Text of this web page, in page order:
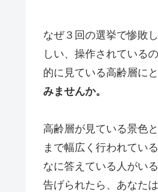
なぜ３回の選挙で惨敗
しい、操作されている
的に見ている高齢層に
みませんか。
高齢層が見ている景色
まで幅広く行われてい
なに答えている人がい
告げられたら、あなた